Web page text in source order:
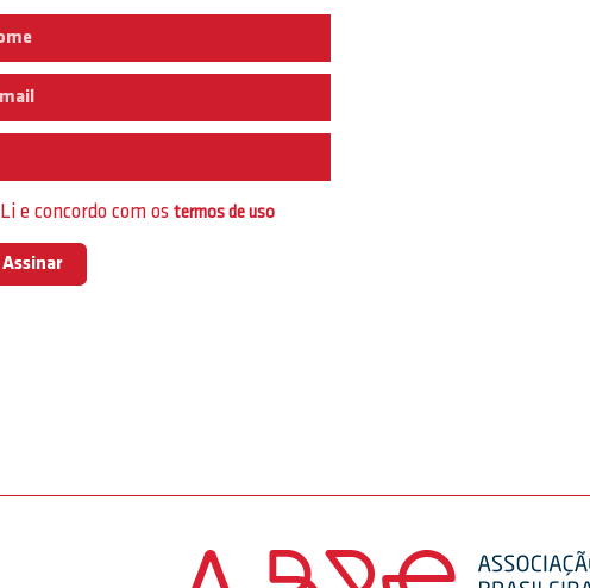
Li e concordo com ostermos de uso